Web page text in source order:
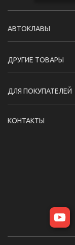
АВТОКЛАВЫ
ДРУГИЕ ТОВАРЫ
ДЛЯ ПОКУПАТЕЛЕЙ
КОНТАКТЫ